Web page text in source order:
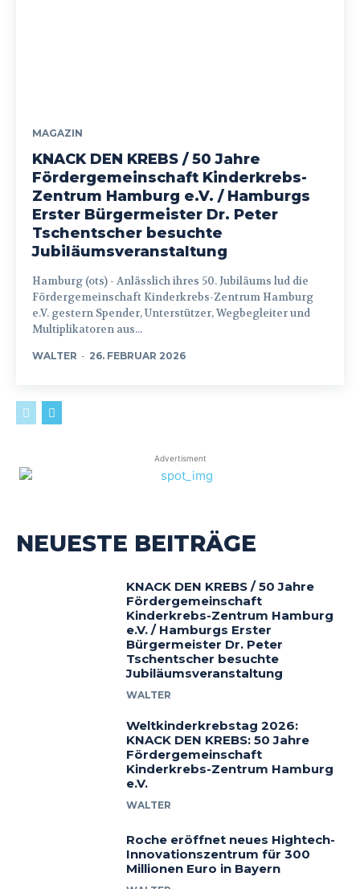
MAGAZIN
KNACK DEN KREBS / 50 Jahre
Fördergemeinschaft Kinderkrebs-
Zentrum Hamburg e.V. / Hamburgs
Erster Bürgermeister Dr. Peter
Tschentscher besuchte
Jubiläumsveranstaltung
Hamburg (ots) - Anlässlich ihres 50. Jubiläums lud die
Fördergemeinschaft Kinderkrebs-Zentrum Hamburg
e.V. gestern Spender, Unterstützer, Wegbegleiter und
Multiplikatoren aus...
WALTER - 26. FEBRUAR 2026
Advertisment
NEUESTE BEITRÄGE
KNACK DEN KREBS / 50 Jahre
Fördergemeinschaft
Kinderkrebs-Zentrum Hamburg
e.V. / Hamburgs Erster
Bürgermeister Dr. Peter
Tschentscher besuchte
Jubiläumsveranstaltung
WALTER
Weltkinderkrebstag 2026:
KNACK DEN KREBS: 50 Jahre
Fördergemeinschaft
Kinderkrebs-Zentrum Hamburg
e.V.
WALTER
Roche eröffnet neues Hightech-
Innovationszentrum für 300
Millionen Euro in Bayern